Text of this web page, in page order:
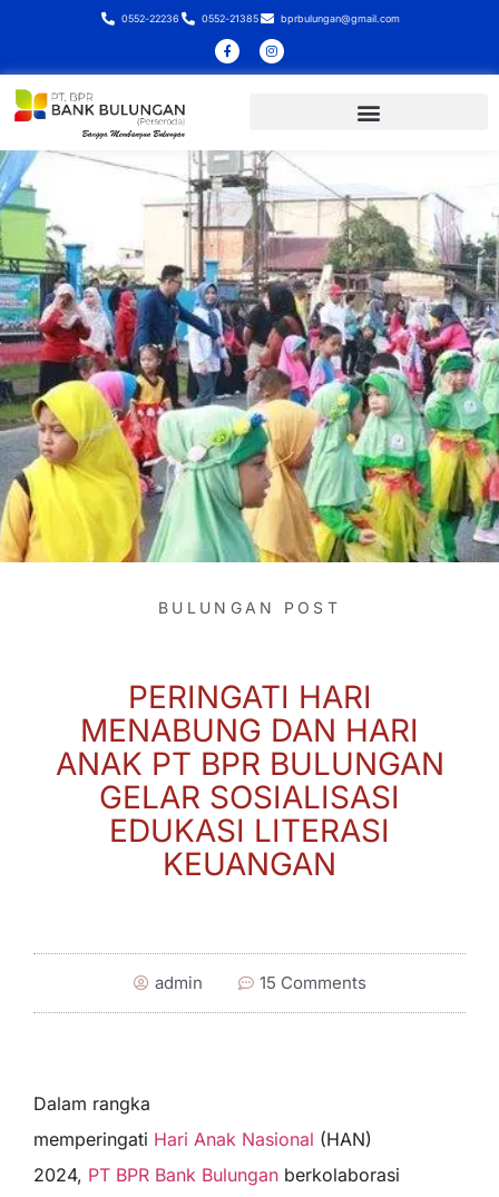
0552-22236 0552-21385 bprbulungan@gmail.com
BULUNGAN POST
PERINGATI HARI
MENABUNG DAN HARI
ANAK PT BPR BULUNGAN
GELAR SOSIALISASI
EDUKASI LITERASI
KEUANGAN
admin 15 Comments
Dalam rangka
memperingati Hari Anak Nasional (HAN)
2024, PT BPR Bank Bulungan berkolaborasi